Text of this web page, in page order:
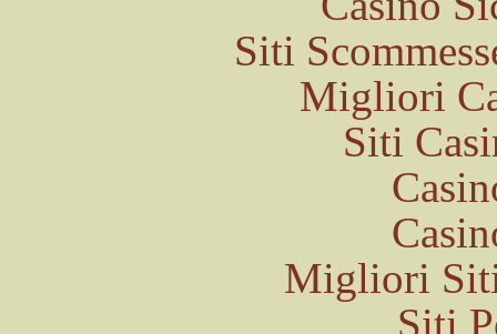
Siti
Migliori
Siti
Migliori
Siti